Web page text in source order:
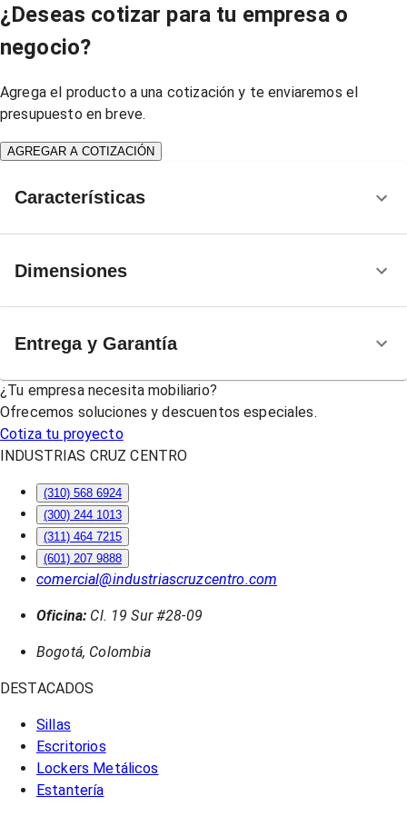
¿Deseas cotizar para tu empresa o
negocio?
Agrega el producto a una cotización y te enviaremos el
presupuesto en breve.
AGREGAR A COTIZACIÓN
Características
Dimensiones
Entrega y Garantía
¿Tu empresa necesita mobiliario?
Ofrecemos soluciones y descuentos especiales.
Cotiza tu proyecto
INDUSTRIAS CRUZ CENTRO
(310) 568 6924
(300) 244 1013
(311) 464 7215
(601) 207 9888
comercial@industriascruzcentro.com
Oficina: Cl. 19 Sur #28-09
Bogotá, Colombia
DESTACADOS
Sillas
Escritorios
Lockers Metálicos
Estantería